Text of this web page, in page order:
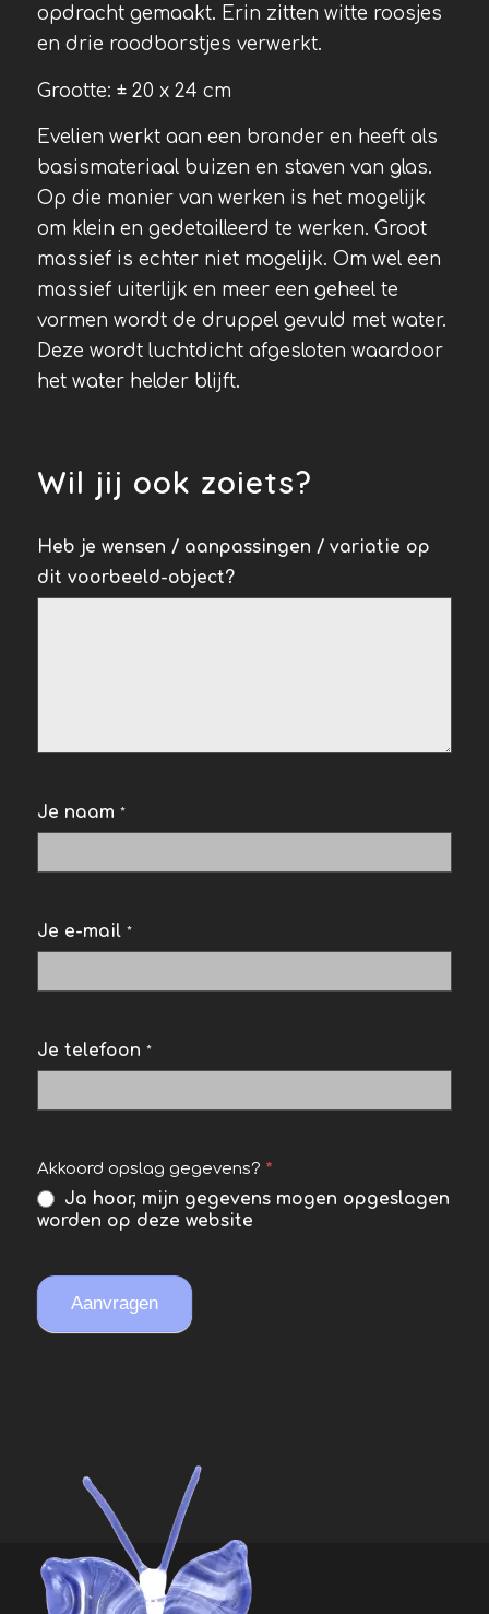
opdracht gemaakt. Erin zitten witte roosjes
en drie roodborstjes verwerkt.
Grootte: ± 20 x 24 cm
Evelien werkt aan een brander en heeft als
basismateriaal buizen en staven van glas.
Op die manier van werken is het mogelijk
om klein en gedetailleerd te werken. Groot
massief is echter niet mogelijk. Om wel een
massief uiterlijk en meer een geheel te
vormen wordt de druppel gevuld met water.
Deze wordt luchtdicht afgesloten waardoor
het water helder blijft.
Inspiratie
Wil jij ook zoiets?
Heb je wensen / aanpassingen / variatie op
dit voorbeeld-object?
Je naam *
Je e-mail *
Je telefoon *
Akkoord opslag gegevens? *
Ja hoor, mijn gegevens mogen opgeslagen
worden op deze website
Aanvragen